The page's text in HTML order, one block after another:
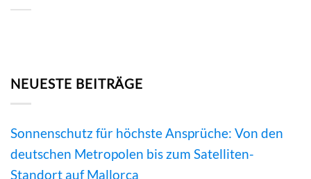
NEUESTE BEITRÄGE
Sonnenschutz für höchste Ansprüche: Von den
deutschen Metropolen bis zum Satelliten-
Standort auf Mallorca